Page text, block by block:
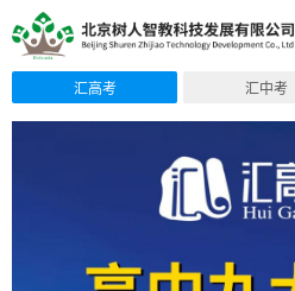
汇高考 汇中考